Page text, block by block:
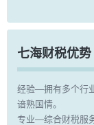
七海财税优势
经验—拥有多个行
谙熟国情。
专业—综合财税服